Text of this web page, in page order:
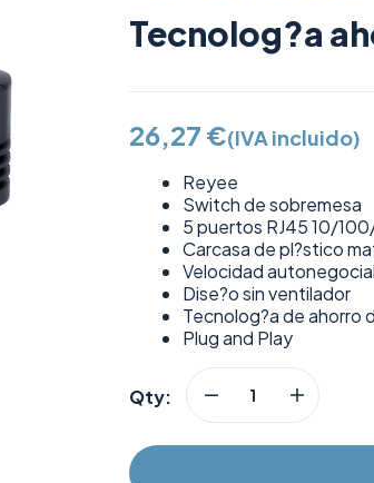
Tecnolog?a
26,27 €(IVA incluido)
Reyee
Switch de sobremesa
5 puertos RJ45 10/
Carcasa de pl?stico
Velocidad
Dise?o sin ventilador
Tecnolog?a de ahorro
Plug and Play
Qty: